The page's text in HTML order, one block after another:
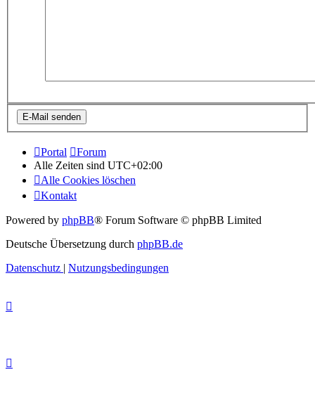
Portal
Forum
Alle Zeiten sind UTC+02:00
Alle Cookies löschen
Kontakt
Powered by phpBB® Forum Software © phpBB Limited
Deutsche Übersetzung durch phpBB.de
Datenschutz | Nutzungsbedingungen